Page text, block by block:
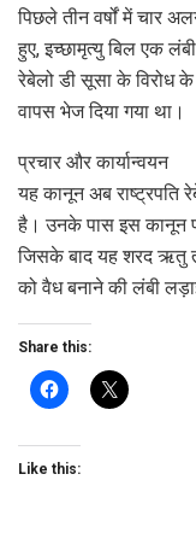
पिछले तीन वर्षों में चार
हुए, इच्छामृत्यु बिल एक
रेबेलो डी सूसा के विरोध
वापस भेज दिया गया था।
प्रचार और कार्यान्वयन
यह कानून अब राष्ट्रपति
है। उनके पास इस कानून
जिसके बाद यह शरद ऋतु
को वैध बनाने की लंबी
Share this:
Like this: